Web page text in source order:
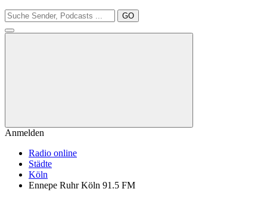
GO
Anmelden
Radio online
Städte
Köln
Ennepe Ruhr Köln 91.5 FM